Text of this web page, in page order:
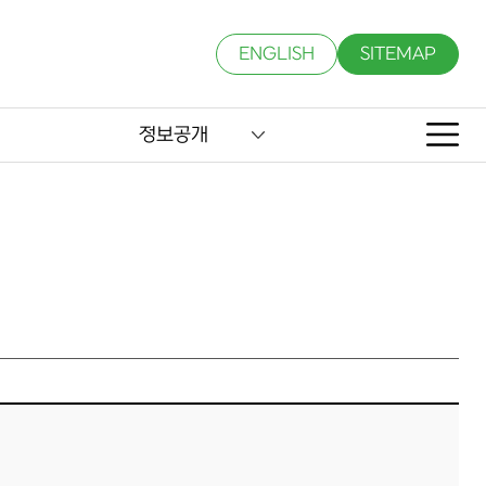
ENGLISH SITEMAP
정보공개